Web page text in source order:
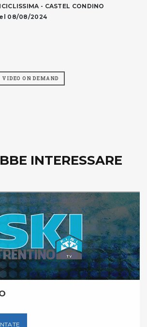
- CASTEL CONDINO
08/08/2024
VIDEO ON DEMAND
INTERESSARE